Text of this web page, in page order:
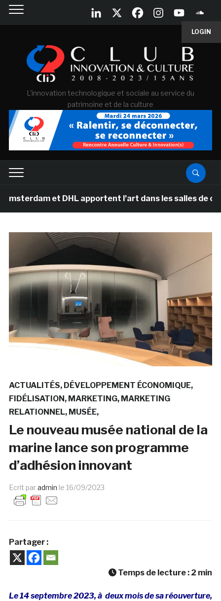
LOGIN
L'innovation technologique et sociale au service du
patrimoine et de la culture
et DHL apportent l’art dans les salles de classe
ACTUALITÉS DÉVELOPPEMENT ÉCONOMIQUE
FIDÉLISATION MARKETING MARKETING
RELATIONNEL MUSÉE
Le nouveau musée national de la
marine lance son programme
d’adhésion innovant
Ecrit paradmin le 16/09/2023
Partager :
Temps de lecture : 2 min
Le 14 septembre 2023, à deux mois de sa réouverture,